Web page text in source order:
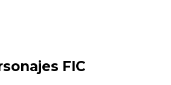
FIC